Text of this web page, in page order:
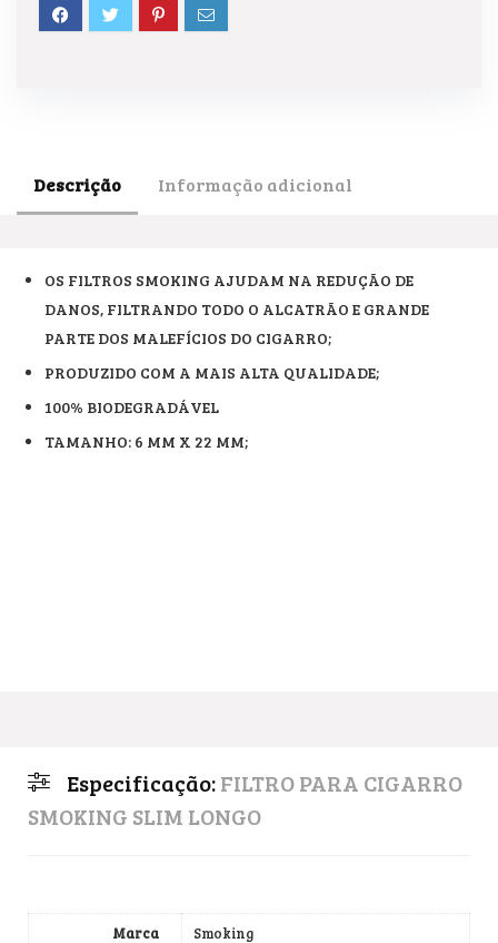
Descrição Informação adicional
OS FILTROS SMOKING AJUDAM NA REDUÇÃO DE
DANOS, FILTRANDO TODO O ALCATRÃO E GRANDE
PARTE DOS MALEFÍCIOS DO CIGARRO;
PRODUZIDO COM A MAIS ALTA QUALIDADE;
100% BIODEGRADÁVEL
TAMANHO: 6 MM X 22 MM;
Especificação:FILTRO PARA CIGARRO
SMOKING SLIM LONGO
Marca Smoking